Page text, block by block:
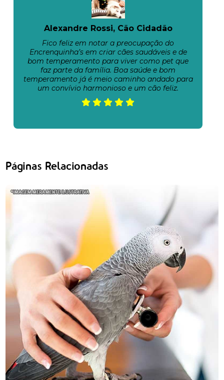
Alexandre Rossi, Cão Cidadão
Fico feliz em notar a preocupação do
Encrenquinha’s em criar cães saudáveis e de
bom temperamento para viver como pet que
faz parte da família. Boa saúde e bom
temperamento já é meio caminho andado para
um convívio harmonioso e um cão feliz.
Páginas Relacionadas